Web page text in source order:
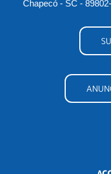
Chapecó - SC -